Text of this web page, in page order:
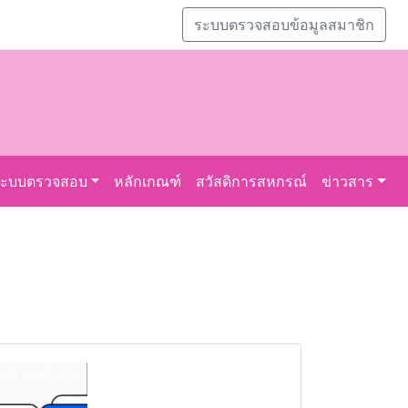
ระบบตรวจสอบข้อมูลสมาชิก
บบตรวจสอบ หลักเกณฑ์ สวัสดิการสหกรณ์ ข่าวสาร